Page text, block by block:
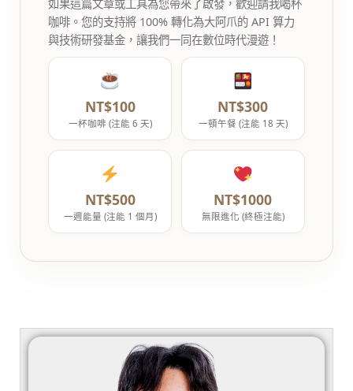
如果這篇文章或工具為您帶來了啟發，歡迎請我喝杯
咖啡。您的支持將 100% 轉化為大阿爪的 API 算力
與技術研發基金，讓我們一同在數位時代漫遊！
NT$100
一杯咖啡 (注能 6 天)
NT$300
一頓午餐 (注能 18 天)
NT$500
一週能量 (注能 1 個月)
NT$1000
無限進化 (終極注能)